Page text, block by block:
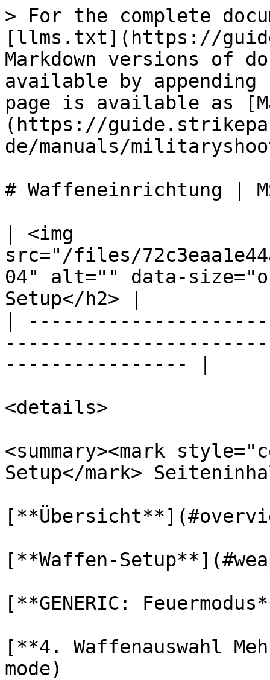
> For the complete
[llms.txt](https://
Markdown versions of
available by
page is available as
(https://
de/manuals/
# Waffeneinrichtung |
| <img
src="/files/
04" alt="" data-
Setup</h2> |
|
---------------- |
<details>
<summary><mark
Setup</mark>
[**Waffen-
[**GENERIC:
[**4. Waffenauswahl
mode)